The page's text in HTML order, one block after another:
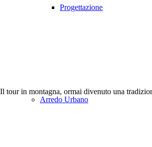
Progettazione
Arredo Urbano
Il tour in montagna, ormai divenuto una